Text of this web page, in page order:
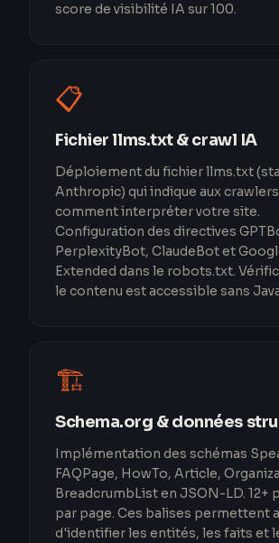
score de visibilité IA sur 100.
📋
Fichier llms.txt & crawl IA
Déploiement du fichier llms.txt
Anthropic) qui indique aux
comment interpréter votre site.
Configuration des directives
PerplexityBot, ClaudeBot et
Extended dans le robots.txt.
le contenu est accessible sans
🏗️
Schema.org & données
Implémentation des schémas
FAQPage, HowTo, Article,
BreadcrumbList en JSON-LD. 12+
par page. Ces balises permettent
d'identifier les entités, les faits et